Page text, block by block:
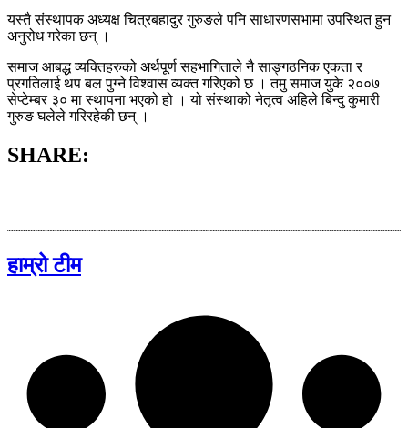
यस्तै संस्थापक अध्यक्ष चित्रबहादुर गुरुङले पनि साधारणसभामा उपस्थित हुन
अनुरोध गरेका छन् ।
समाज आबद्ध व्यक्तिहरुको अर्थपूर्ण सहभागिताले नै साङ्गठनिक एकता र
प्रगतिलाई थप बल पुग्ने विश्वास व्यक्त गरिएको छ । तमु समाज युके २००७
सेप्टेम्बर ३० मा स्थापना भएको हो । यो संस्थाको नेतृत्व अहिले बिन्दु कुमारी
गुरुङ घलेले गरिरहेकी छन् ।
SHARE:
हाम्रो टीम